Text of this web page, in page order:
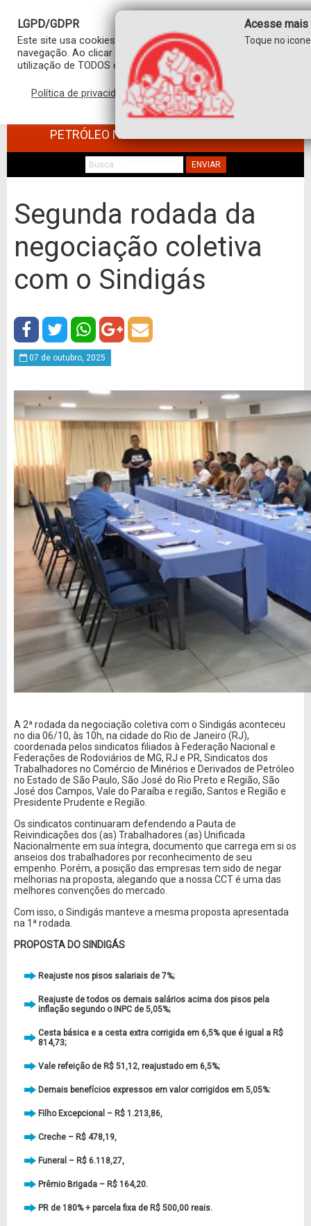
SINDICATO DOS TRABALHADORES NO
COMÉRCIO DE MINÉRIOS E DERIVADOS DE
PETRÓLEO NO ESTADO DE SÃO PAULO
ENVIAR
Segunda rodada da
negociação coletiva
com o Sindigás
07 de outubro, 2025
A 2ª rodada da negociação coletiva com o Sindigás aconteceu
no dia 06/10, às 10h, na cidade do Rio de Janeiro (RJ),
coordenada pelos sindicatos filiados à Federação Nacional e
Federações de Rodoviários de MG, RJ e PR, Sindicatos dos
Trabalhadores no Comércio de Minérios e Derivados de Petróleo
no Estado de São Paulo, São José do Rio Preto e Região, São
José dos Campos, Vale do Paraíba e região, Santos e Região e
Presidente Prudente e Região.
Os sindicatos continuaram defendendo a Pauta de
Reivindicações dos (as) Trabalhadores (as) Unificada
Nacionalmente em sua íntegra, documento que carrega em si os
anseios dos trabalhadores por reconhecimento de seu
empenho. Porém, a posição das empresas tem sido de negar
melhorias na proposta, alegando que a nossa CCT é uma das
melhores convenções do mercado.
Com isso, o Sindigás manteve a mesma proposta apresentada
na 1ª rodada.
PROPOSTA DO SINDIGÁS
Reajuste nos pisos salariais de 7%;
Reajuste de todos os demais salários acima dos pisos pela
inflação segundo o INPC de 5,05%;
Cesta básica e a cesta extra corrigida em 6,5% que é igual a R$
814,73;
Vale refeição de R$ 51,12, reajustado em 6,5%;
Demais benefícios expressos em valor corrigidos em 5,05%:
Filho Excepcional – R$ 1.213,86,
Creche – R$ 478,19,
Funeral – R$ 6.118,27,
Prêmio Brigada – R$ 164,20.
PR de 180% + parcela fixa de R$ 500,00 reais.
LGPD/GDPR
Este site usa cookies para personalizar sua experiência de
navegação. Ao clicar em “aceitar”, você concorda com a
utilização de TODOS os cookies.
Política de privacidade Aceitar
Acesse mais
Toque no